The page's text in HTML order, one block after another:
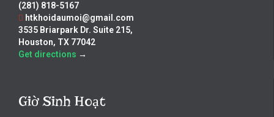
(281) 818-5167
htkhoidaumoi@gmail.com
3535 Briarpark Dr. Suite 215,
Houston, TX 77042
Get directions →
Giờ Sinh Hoạt